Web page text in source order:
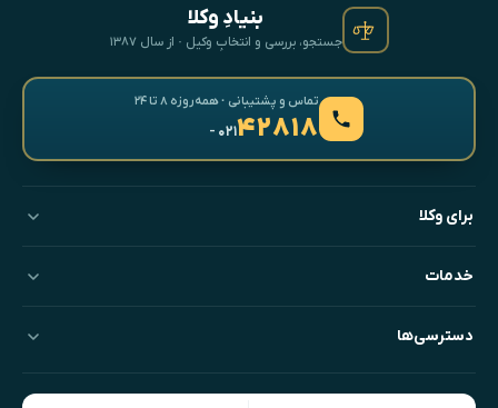
بنیادِ وکلا
جستجو، بررسی و انتخابِ وکیل · از سال ۱۳۸۷
تماس و پشتیبانی · همه‌روزه ۸ تا ۲۴
۴۲۸۱۸- ۰۲۱
برای وکلا
خدمات
دسترسی‌ها